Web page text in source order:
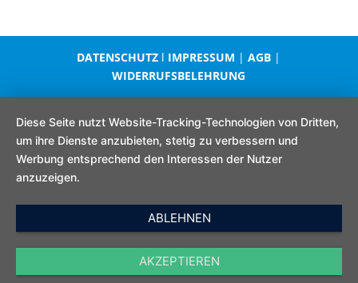
DATENSCHUTZ l IMPRESSUM |AGB |
WIDERRUFSBELEHRUNG
Diese Seite nutzt Website-Tracking-Technologien von Dritten,
um ihre Dienste anzubieten, stetig zu verbessern und
Werbung entsprechend den Interessen der Nutzer
anzuzeigen.
ABLEHNEN
AKZEPTIEREN